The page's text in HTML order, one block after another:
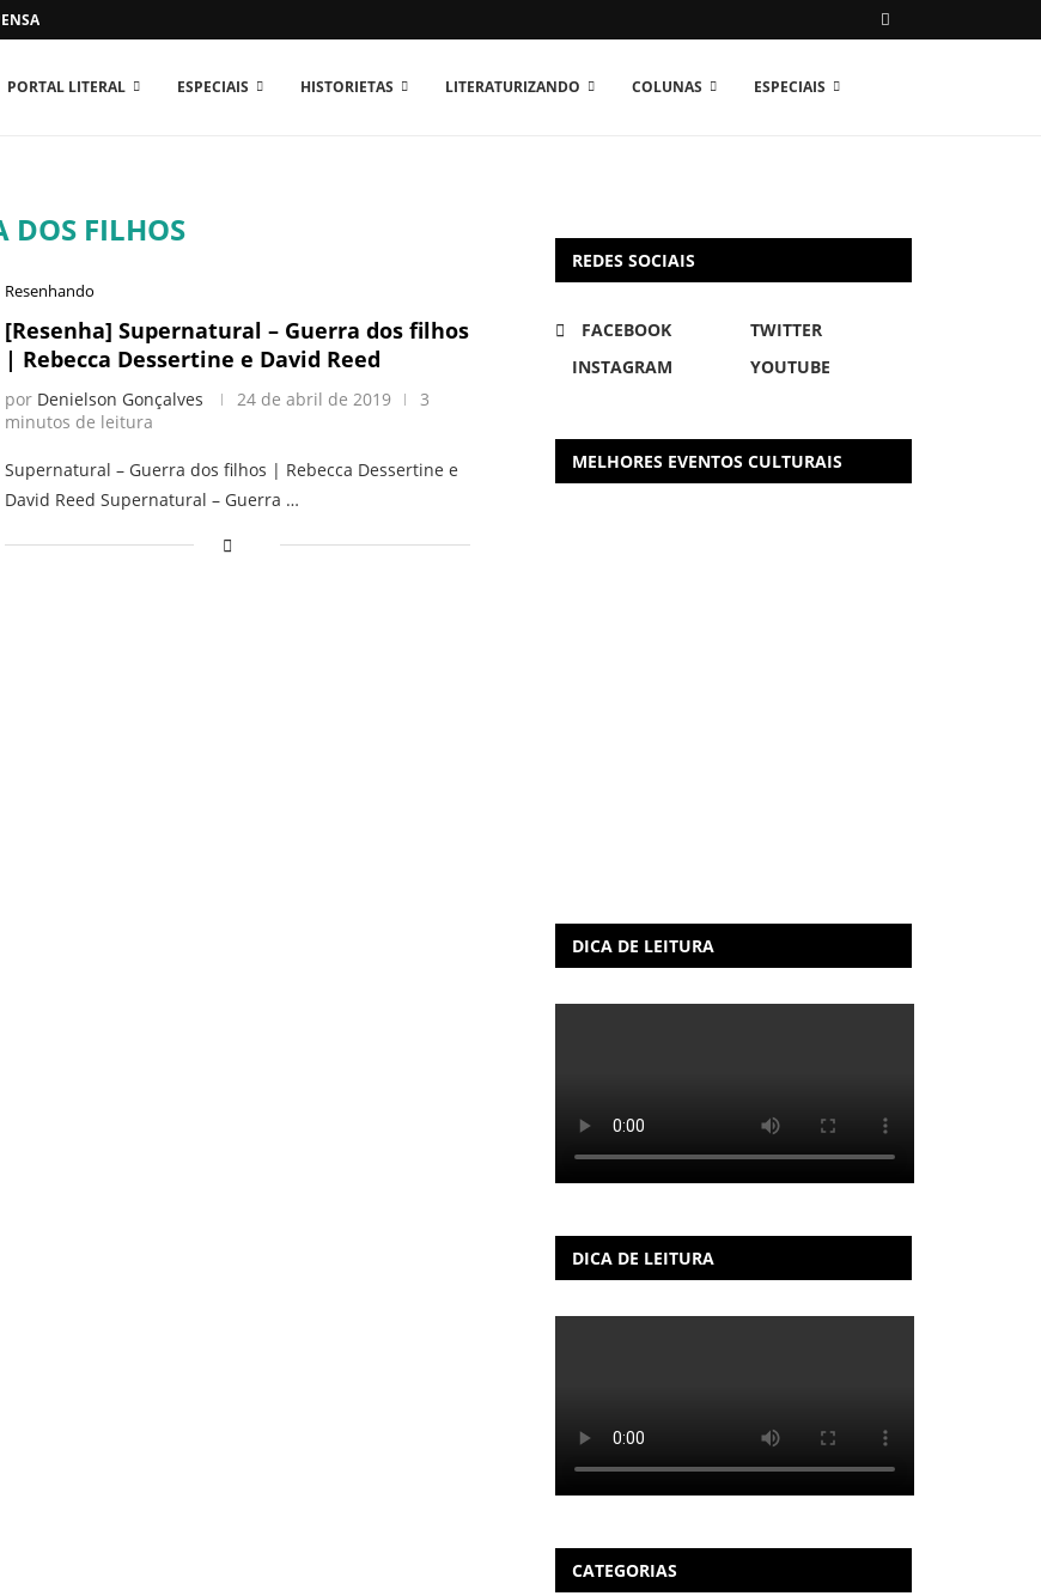
O MUNDO...
PORTAL LITERAL ESPECIAIS HISTORIETAS LITERATURIZANDO COLUNAS ESPECIAIS
DOS FILHOS
Resenhando
[Resenha] Supernatural – Guerra dos filhos
| Rebecca Dessertine e David Reed
por Denielson Gonçalves 24 de abril de 2019
3
minutos de leitura
Supernatural – Guerra dos filhos | Rebecca Dessertine e
David Reed Supernatural – Guerra …
REDES SOCIAIS
FACEBOOK
TWITTER
INSTAGRAM
YOUTUBE
MELHORES EVENTOS CULTURAIS
DICA DE LEITURA
DICA DE LEITURA
CATEGORIAS